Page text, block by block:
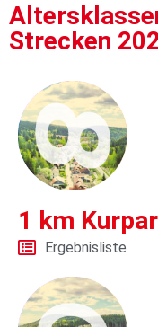
Strecken
1 km
Ergebnisliste